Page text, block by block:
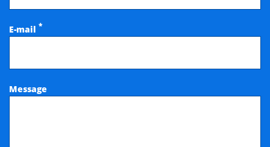
E-mail *
Message